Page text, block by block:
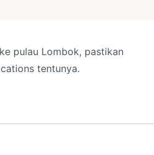
pulau Lombok, pastikan
tentunya.